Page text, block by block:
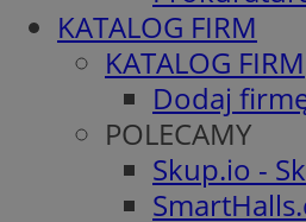
KATALOG FIRM
KATALOG FIRM
Dodaj
POLECAMY
Skup.io -